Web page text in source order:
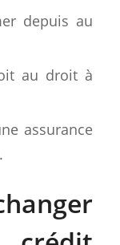
depuis au
au droit à
assurance